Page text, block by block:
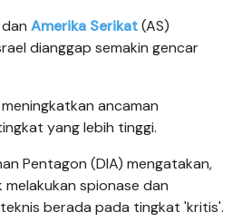
dan Amerika Serikat(AS)
dianggap semakin gencar
ancaman
yang lebih tinggi.
Pentagon (DIA) mengatakan,
spionase dan
berada pada tingkat 'kritis'.